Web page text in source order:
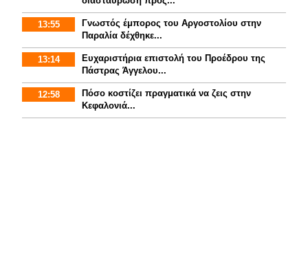
13:55
Γνωστός έμπορος του Αργοστολίου στην
Παραλία δέχθηκε...
13:14
Ευχαριστήρια επιστολή του Προέδρου της
Πάστρας Άγγελου...
12:58
Πόσο κοστίζει πραγματικά να ζεις στην
Κεφαλονιά...